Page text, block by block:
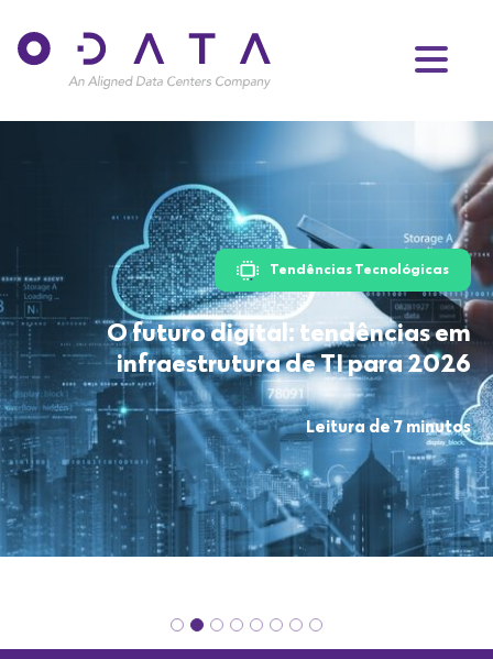
Tendências Tecnológicas
O futuro digital: tendências em
infraestrutura de TI para 2026
Leitura de 7 minutos